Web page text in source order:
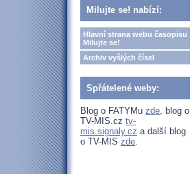
Milujte se! nabízí:
Hlavní strana webu časopisu
Milujte se!
Archiv vyšlých čísel
Spřátelené weby:
Blog o FATYMu zde, blog o
TV-MIS.cz tv-
mis.signaly.cz a další blog
o TV-MIS zde.